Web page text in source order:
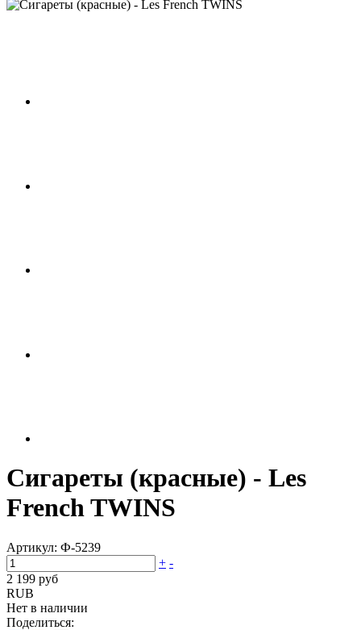
Сигареты (красные) - Les
French TWINS
Артикул: Ф-5239
+ -
2 199 руб
RUB
Нет в наличии
Поделиться: